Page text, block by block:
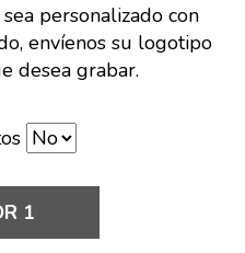
personalizado con
envíenos su logotipo
desea grabar.
1